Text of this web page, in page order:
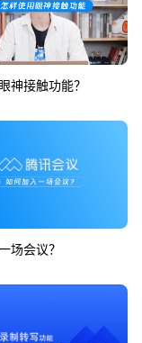
神接触功能？
场会议？